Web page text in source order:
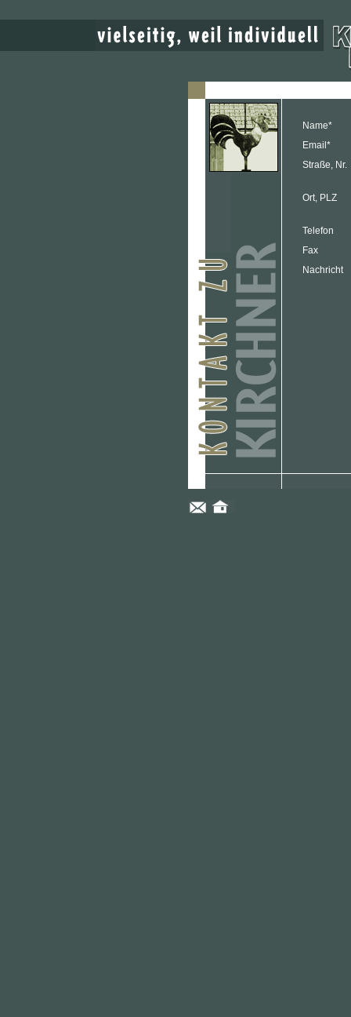
Name*
Email*
Straße, Nr.
Ort, PLZ
Telefon
Fax
Nachricht